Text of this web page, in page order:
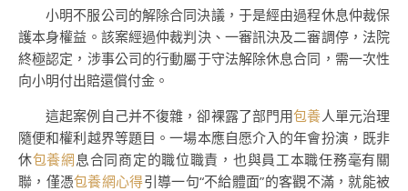
小明不服公司的解除合同決議，于是經由過程休息仲裁保
護本身權益。該案經過仲裁判決、一審訊決及二審調停，法院
終極認定，涉事公司的行動屬于守法解除休息合同，需一次性
向小明付出賠還償付金。
這起案例自己并不復雜，卻裸露了部門用包養人單元治理
隨便和權利越界等題目。一場本應自愿介入的年會扮演，既非
休包養網息合同商定的職位職責，也與員工本職任務毫有關
聯，僅憑包養網心得引導一句“不給體面”的客觀不滿，就能被